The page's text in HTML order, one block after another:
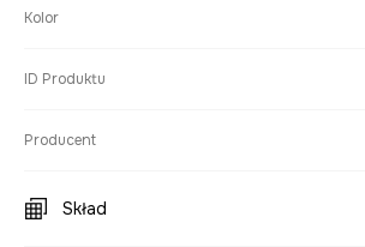
Kolor
ID Produktu
Producent
Skład